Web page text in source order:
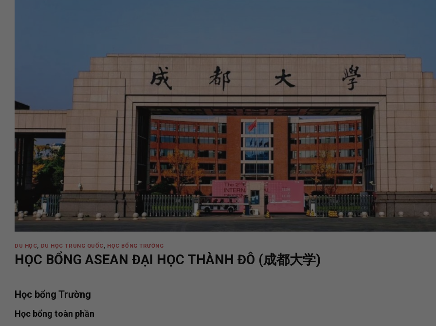
DU HỌC, DU HỌC TRUNG QUỐC, HỌC BỔNG TRƯỜNG
HỌC BỔNG ASEAN ĐẠI HỌC THÀNH ĐÔ (成都大学)
Học bổng Trường
Học bổng toàn phần